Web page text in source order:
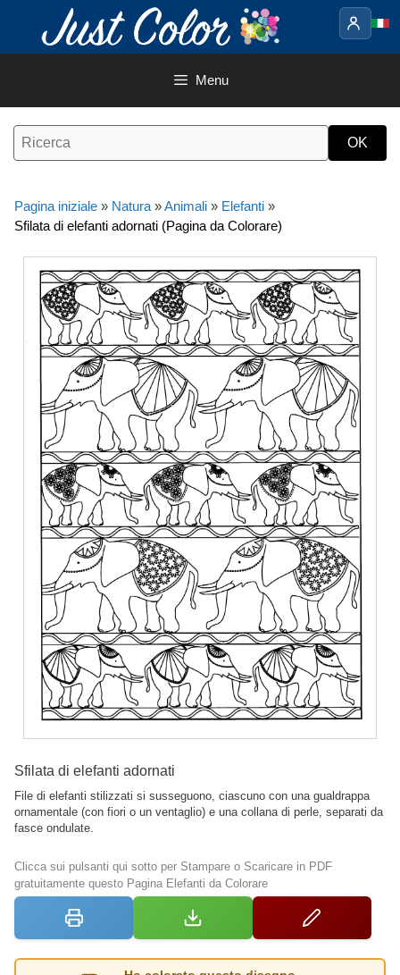
contenuto
Menu
Pagina iniziale » Natura »Animali » Elefanti »
Sfilata di elefanti adornati (Pagina da Colorare)
Sfilata di elefanti adornati
File di elefanti stilizzati si susseguono, ciascuno con una gualdrappa
ornamentale (con fiori o un ventaglio) e una collana di perle, separati da
fasce ondulate.
Clicca sui pulsanti qui sotto per Stampare o Scaricare in PDF
gratuitamente questo Pagina Elefanti da Colorare